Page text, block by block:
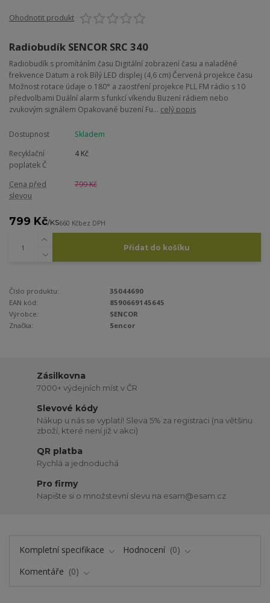
Ohodnotit produkt
Radiobudík SENCOR SRC 340
Radiobudík s promítáním času Digitální zobrazení času a naladěné
frekvence Datum a rok Bílý LED displej (4,6 cm) Červená projekce času
Možnost rotace údaje o 180° a zaostření projekce PLL FM rádio s 10
předvolbami Duální alarm s funkcí víkendu Buzení rádiem nebo
zvukovým signálem Opakované buzení Fu... celý popis
Dostupnost
Skladem
Recyklační
poplatek Č
4 Kč
Cena před
slevou
799 Kč
799 Kč/KS660 Kčbez DPH
Přidat do košíku
Číslo produktu:
35044690
EAN kód:
8590669145645
Výrobce:
SENCOR
Značka:
Sencor
Zásilkovna
7000+ výdejních míst v ČR
Slevové kódy
Nákup u nás se vyplatí! Sleva 5% za registraci (na většinu
zboží, které není již v akci)
QR platba
Rychlá a jednoduchá
Pro firmy
Napište si o množstevní slevu na esam@esam.cz
Kompletní specifikace Hodnocení
0
Komentáře
0